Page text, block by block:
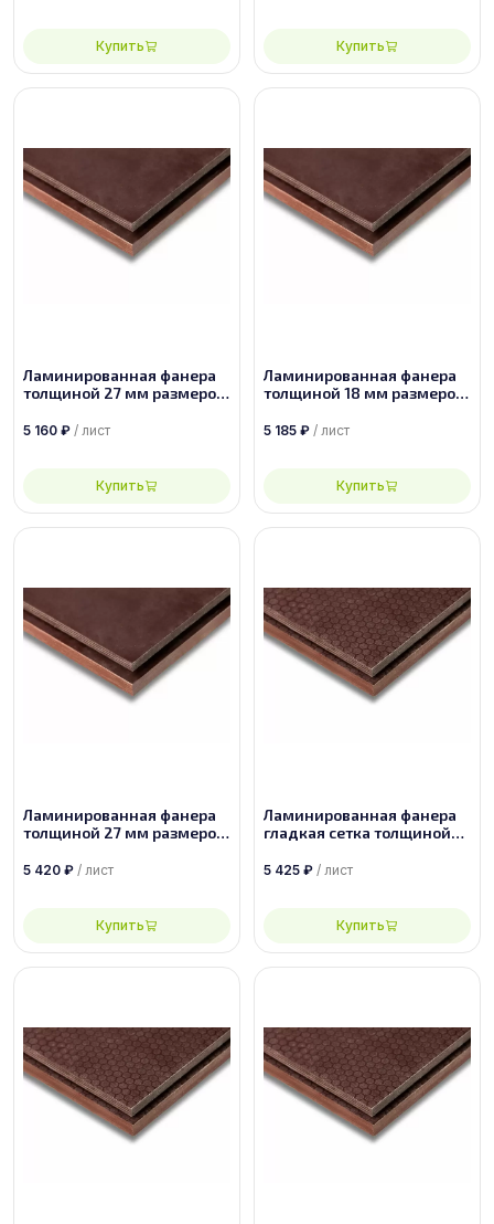
Купить Купить
Ламинированная фанера
толщиной 27 мм размером
5 160 ₽ / лист
Купить
Ламинированная фанера
толщиной 18 мм размером
5 185 ₽ / лист
Купить
Ламинированная фанера
толщиной 27 мм размером
5 420 ₽ / лист
Купить
Ламинированная фанера
гладкая сетка толщиной
2440х1220, сорт 1/1
5 425 ₽ / лист
Купить